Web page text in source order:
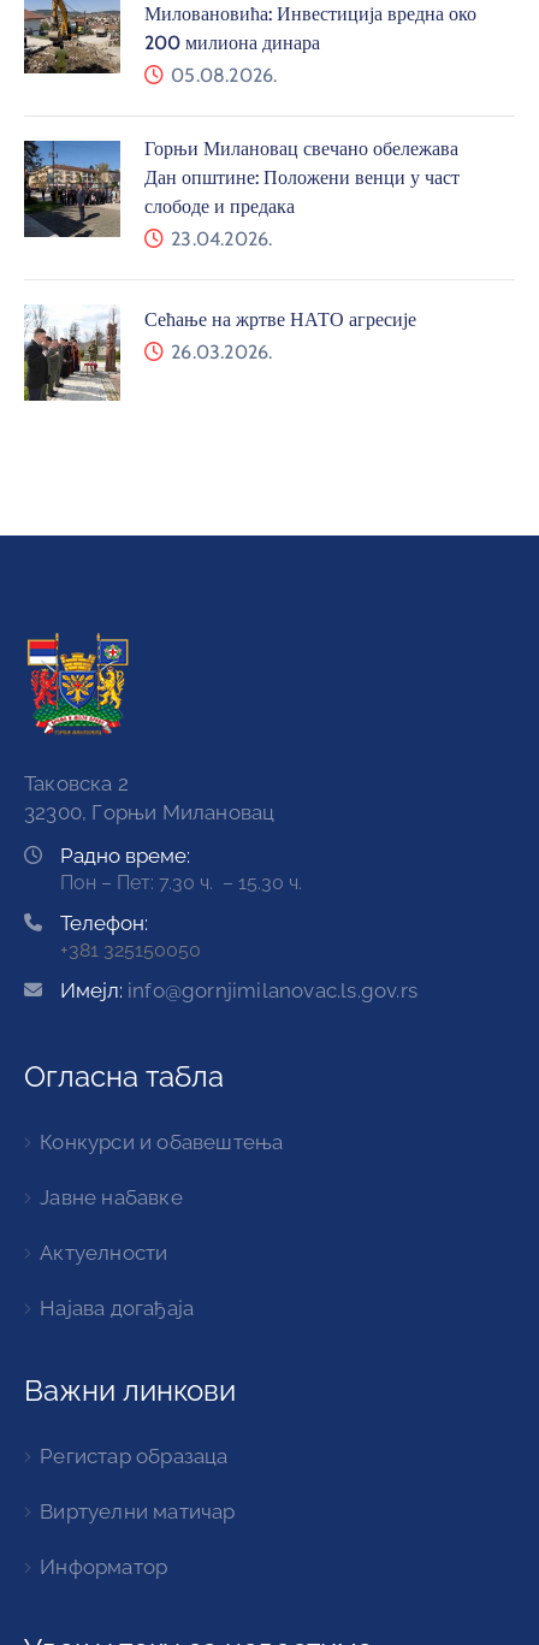
Миловановића: Инвестиција вредна око
200 милиона динара
05.08.2026.
Горњи Милановац свечано обележава
Дан општине: Положени венци у част
слободе и предака
23.04.2026.
Сећање на жртве НАТО агресије
26.03.2026.
Таковска 2
32300, Горњи Милановац
Радно време:
Пон – Пет: 7.30 ч. – 15.30 ч.
Телефон:
+381 325150050
Имејл: info@gornjimilanovac.ls.gov.rs
Огласна табла
Конкурси и обавештења
Јавне набавке
Актуелности
Најава догађаја
Важни линкови
Регистар образаца
Виртуелни матичар
Информатор